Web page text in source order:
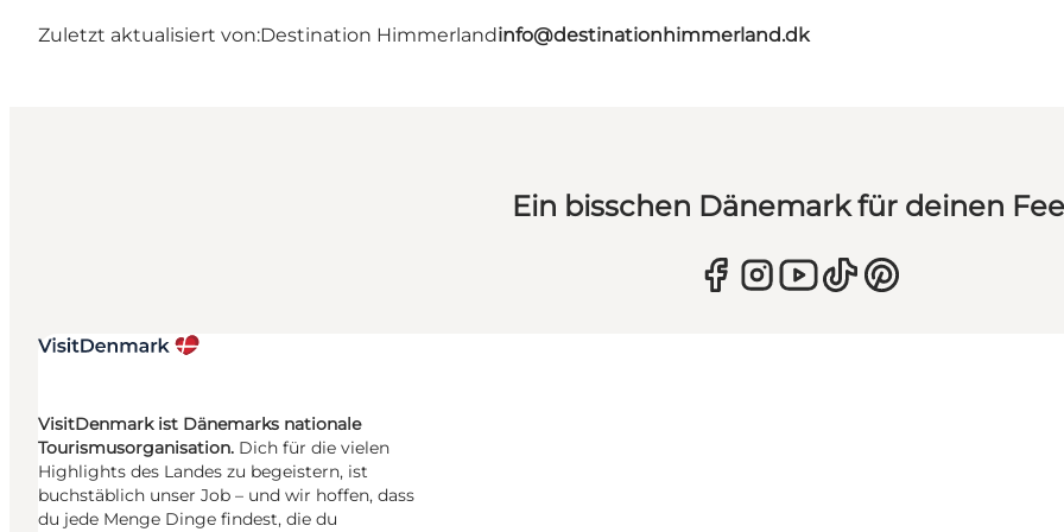
Zuletzt aktualisiert von:Destination Himmerlandinfo@destinationhimmerland.dk
Ein bisschen Dänemark für deinen
VisitDenmark ist Dänemarks nationale
Tourismusorganisation. Dich für die vielen
Highlights des Landes zu begeistern, ist
buchstäblich unser Job – und wir hoffen, dass
du jede Menge Dinge findest, die du